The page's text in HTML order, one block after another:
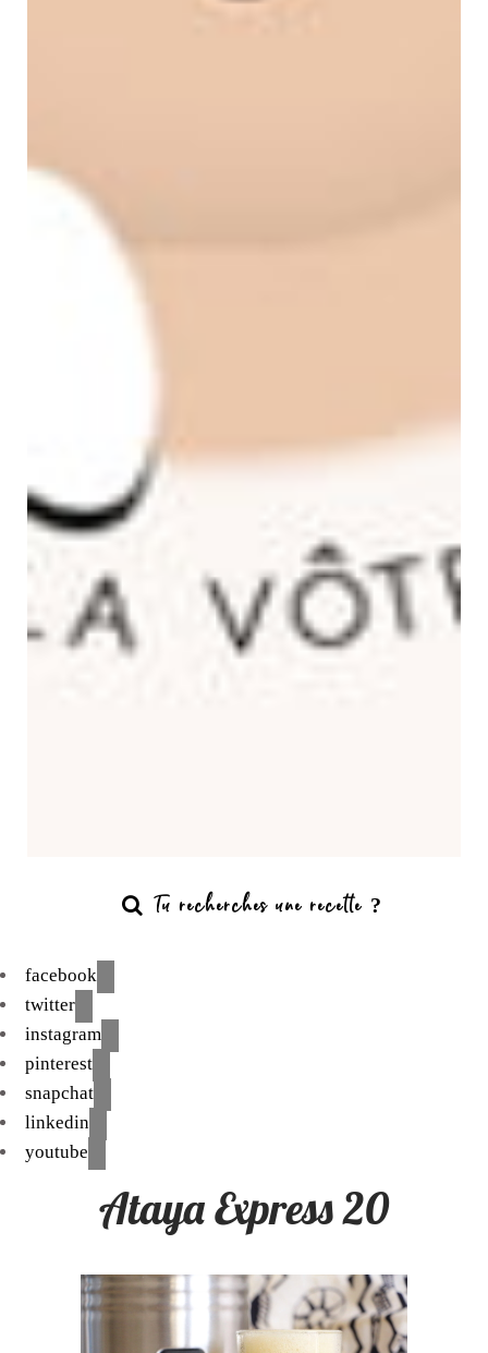
facebook
twitter
instagram
pinterest
snapchat
linkedin
youtube
Ataya Express 20